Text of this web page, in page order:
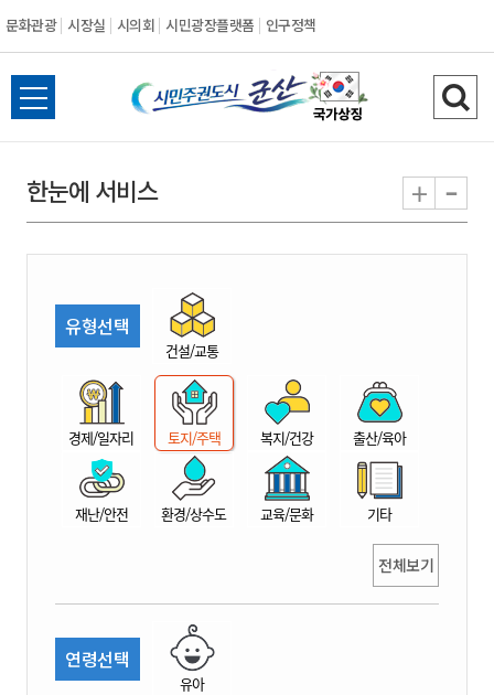
문화관광 시장실 시의회 시민광장플랫폼 인구정책
시
민
권
시
산
전
체
뉴
열
검
색
기
한눈에 서비스 + -
유형선택
건설/교통
경제/일자리 토지/주택 복지/건강 출산/육아
재난/안전 환경/상수도 교육/문화 기타
전체보기
연령선택
유아